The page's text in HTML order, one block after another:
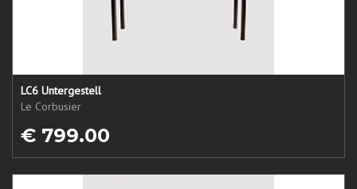
LC6 Untergestell
Le Corbusier
€ 799.00